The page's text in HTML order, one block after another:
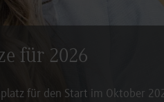
für 2026
für den Start im Oktober